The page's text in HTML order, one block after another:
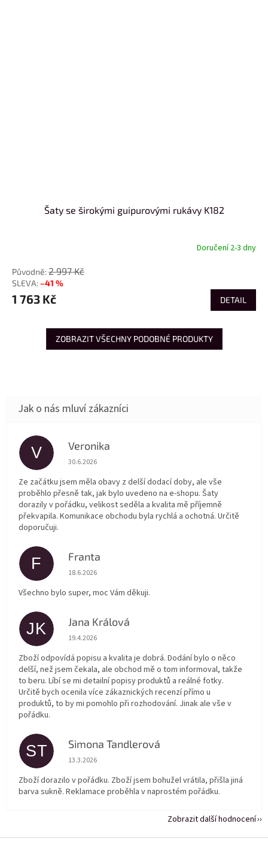
Šaty se širokými guipurovými rukávy K182
Doručení 2-3 dny
2 997 Kč
–41 %
1 763 Kč DETAIL
ZOBRAZIT VŠECHNY PODOBNÉ PRODUKTY
V Veronika
Hodnocení obchodu je 5 z 5 hvězdiček.
30.6.2026
Ze začátku jsem měla obavy z delší dodací doby, ale vše
proběhlo přesně tak, jak bylo uvedeno na e-shopu. Šaty
dorazily v pořádku, velikost seděla a kvalita mě příjemně
překvapila. Komunikace obchodu byla rychlá a ochotná. Určitě
doporučuji.
F Franta
Hodnocení obchodu je 5 z 5 hvězdiček.
18.6.2026
Všechno bylo super, moc Vám děkuji.
JK Jana Králová
Hodnocení obchodu je 5 z 5 hvězdiček.
19.4.2026
Zboží odpovídá popisu a kvalita je dobrá. Dodání bylo o něco
delší, než jsem čekala, ale obchod mě o tom informoval, takže
to beru. Líbí se mi detailní popisy produktů a reálné fotky.
Určitě bych ocenila více zákaznických recenzí přímo u
produktů, to by mi pomohlo při rozhodování. Jinak ale vše v
pořádku.
ST Simona Tandlerová
Hodnocení obchodu je 5 z 5 hvězdiček.
13.3.2026
Zboží dorazilo v pořádku. Zboží jsem bohužel vrátila, přišla jiná
barva sukně. Reklamace proběhla v naprostém pořádku.
Zobrazit další hodnocení